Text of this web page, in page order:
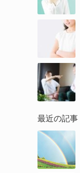
最近の記事